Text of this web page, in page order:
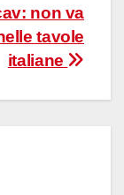
non va
tavole
italiane